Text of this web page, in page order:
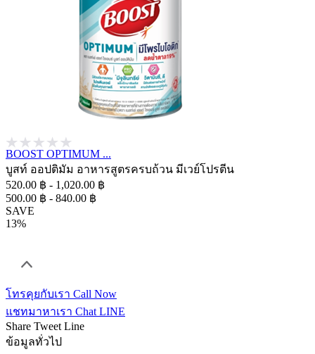
BOOST OPTIMUM ...
บูสท์ ออปติมัม อาหารสูตรครบถ้วน มีเวย์โปรตีน
520.00 ฿ - 1,020.00 ฿
500.00 ฿ - 840.00 ฿
SAVE
13%
โทรคุยกับเรา Call Now
แชทมาหาเรา Chat LINE
Share Tweet Line
ข้อมูลทั่วไป